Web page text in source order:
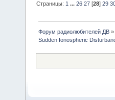
Страницы: 1 ...26 27 [28]29
Форум радиолюбителей ДВ »
Sudden Ionospheric